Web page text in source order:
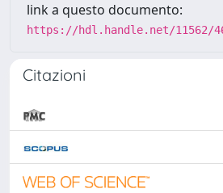
link a questo documento:
https://hdl.handle.net/11562/
Citazioni